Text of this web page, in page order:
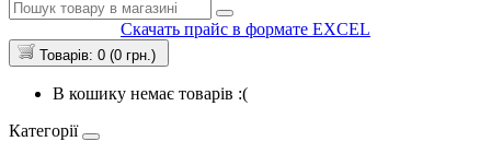
Скачать прайс в формате EXCEL
Товарів: 0 (0 грн.)
В кошику немає товарів :(
Категорії